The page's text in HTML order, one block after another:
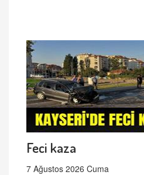
Feci kaza
7 Ağustos 2026 Cuma